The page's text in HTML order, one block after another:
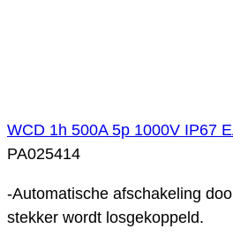
WCD 1h 500A 5p 1000V IP67
PA025414
-Automatische afschakeling
stekker wordt losgekoppeld.